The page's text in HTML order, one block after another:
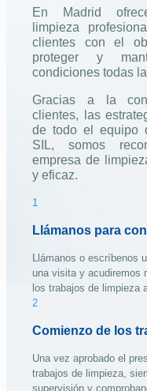
En Madrid
limpieza
clientes con el
proteger y
condiciones todas
Gracias a la
clientes, las
de todo el equipo
SIL, somos
empresa de
y eficaz.
1
Llámanos para
Llámanos o escríbenos
una visita y acudiremos
los trabajos de limpieza
2
Comienzo de los
Una vez aprobado el
trabajos de limpieza,
supervisión y